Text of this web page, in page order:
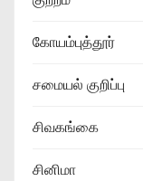
கோயம்புத்தூர்
சமையல் குறிப்பு
சிவகங்கை
சினிமா